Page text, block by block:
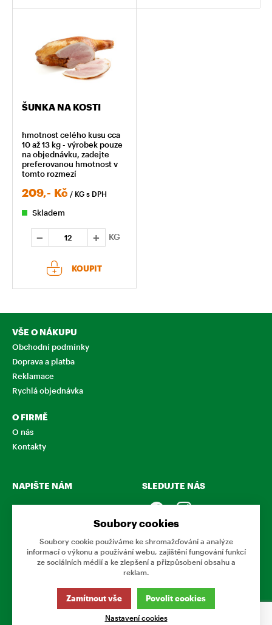
ŠUNKA NA KOSTI
hmotnost celého kusu cca
10 až 13 kg - výrobek pouze
na objednávku, zadejte
preferovanou hmotnost v
tomto rozmezí
209,- Kč / KG s DPH
Skladem
KG
KOUPIT
VŠE O NÁKUPU
Obchodní podmínky
Doprava a platba
Reklamace
Rychlá objednávka
O FIRMĚ
O nás
Kontakty
NAPIŠTE NÁM
našich produktech nebo e-
shopu? Neváhejte napsat.
CHCI NAPSAT ZPRÁVU
SLEDUJTE NÁS
Tato stránka používá soubory cookies. Klikněte pro více
© 2026 Eshop Podnikovka
Soubory cookies
Soubory cookie používáme ke shromažďování a analýze
informací o výkonu a používání webu, zajištění fungování funkcí
ze sociálních médií a ke zlepšení a přizpůsobení obsahu a
reklam.
Zamítnout vše Povolit cookies
Nastavení cookies